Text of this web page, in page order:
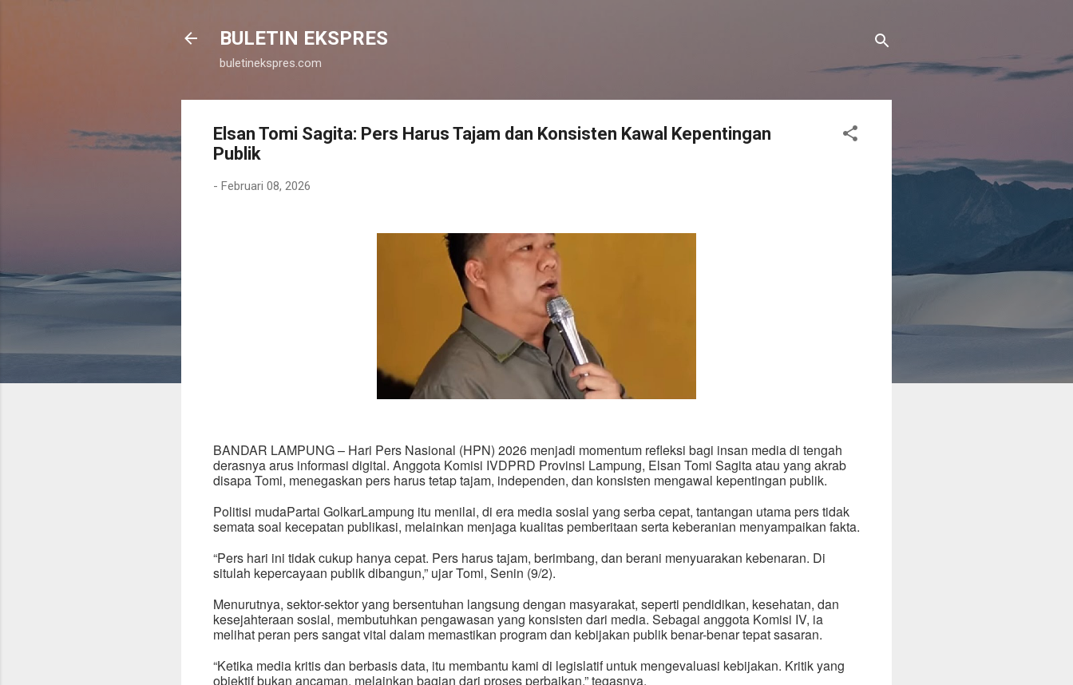
BULETIN EKSPRES
buletinekspres.com
Elsan Tomi Sagita: Pers Harus Tajam dan Konsisten Kawal Kepentingan
Publik
- Februari 08, 2026
BANDAR LAMPUNG – Hari Pers Nasional (HPN) 2026 menjadi momentum refleksi bagi insan media di tengah
derasnya arus informasi digital. Anggota Komisi IVDPRD Provinsi Lampung, Elsan Tomi Sagita atau yang akrab
disapa Tomi, menegaskan pers harus tetap tajam, independen, dan konsisten mengawal kepentingan publik.
Politisi mudaPartai GolkarLampung itu menilai, di era media sosial yang serba cepat, tantangan utama pers tidak
semata soal kecepatan publikasi, melainkan menjaga kualitas pemberitaan serta keberanian menyampaikan fakta.
“Pers hari ini tidak cukup hanya cepat. Pers harus tajam, berimbang, dan berani menyuarakan kebenaran. Di
situlah kepercayaan publik dibangun,” ujar Tomi, Senin (9/2).
Menurutnya, sektor-sektor yang bersentuhan langsung dengan masyarakat, seperti pendidikan, kesehatan, dan
kesejahteraan sosial, membutuhkan pengawasan yang konsisten dari media. Sebagai anggota Komisi IV, ia
melihat peran pers sangat vital dalam memastikan program dan kebijakan publik benar-benar tepat sasaran.
“Ketika media kritis dan berbasis data, itu membantu kami di legislatif untuk mengevaluasi kebijakan. Kritik yang
objektif bukan ancaman, melainkan bagian dari proses perbaikan,” tegasnya.